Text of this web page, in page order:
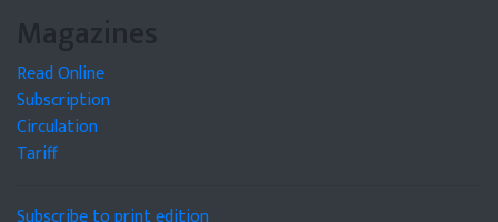
Magazines
Read Online
Subscription
Circulation
Tariff